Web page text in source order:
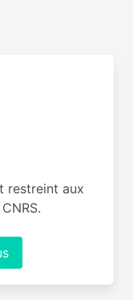
restreint aux